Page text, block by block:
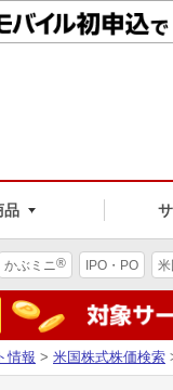
品
かぶミニ® IPO・PO
情報 > 米国株式株価検索